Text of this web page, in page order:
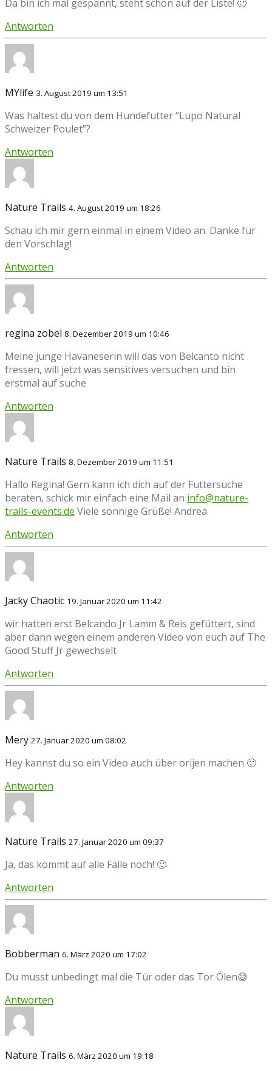
Da bin ich mal gespannt, steht schon auf der Liste! 🙂
Antworten
MYlife 3. August 2019 um 13:51
Was haltest du von dem Hundefutter “Lupo Natural
Schweizer Poulet”?
Antworten
Nature Trails 4. August 2019 um 18:26
Schau ich mir gern einmal in einem Video an. Danke für
den Vorschlag!
Antworten
regina zobel 8. Dezember 2019 um 10:46
Meine junge Havaneserin will das von Belcanto nicht
fressen, will jetzt was sensitives versuchen und bin
erstmal auf suche
Antworten
Nature Trails 8. Dezember 2019 um 11:51
Hallo Regina! Gern kann ich dich auf der Futtersuche
beraten, schick mir einfach eine Mail an info@nature-
trails-events.de Viele sonnige Grüße! Andrea
Antworten
Jacky Chaotic 19. Januar 2020 um 11:42
wir hatten erst Belcando Jr Lamm & Reis gefüttert, sind
aber dann wegen einem anderen Video von euch auf The
Good Stuff Jr gewechselt
Antworten
Mery 27. Januar 2020 um 08:02
Hey kannst du so ein Video auch über orijen machen 🙂
Antworten
Nature Trails 27. Januar 2020 um 09:37
Ja, das kommt auf alle Fälle noch! 🙂
Antworten
Bobberman 6. März 2020 um 17:02
Du musst unbedingt mal die Tür oder das Tor Ölen😅
Antworten
Nature Trails 6. März 2020 um 19:18